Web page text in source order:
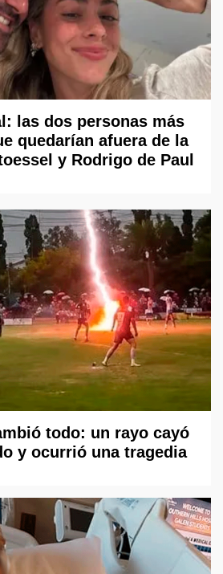
las dos personas más
quedarían afuera de la
y Rodrigo de Paul
todo: un rayo cayó
y ocurrió una tragedia